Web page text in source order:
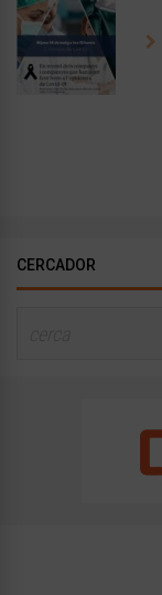
CERCADOR